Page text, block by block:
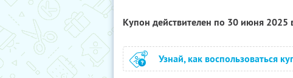
Купон действителен по 30 июня 2025
Узнай, как воспользоваться